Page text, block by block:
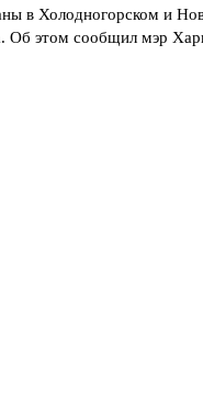
в Холодногорском и
Об этом сообщил мэр